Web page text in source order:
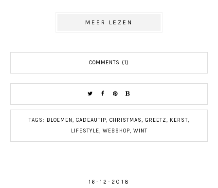
MEER LEZEN
COMMENTS (1)
TAGS: BLOEMEN, CADEAUTIP, CHRISTMAS, GREETZ, KERST,
LIFESTYLE, WEBSHOP, WINT
16-12-2018